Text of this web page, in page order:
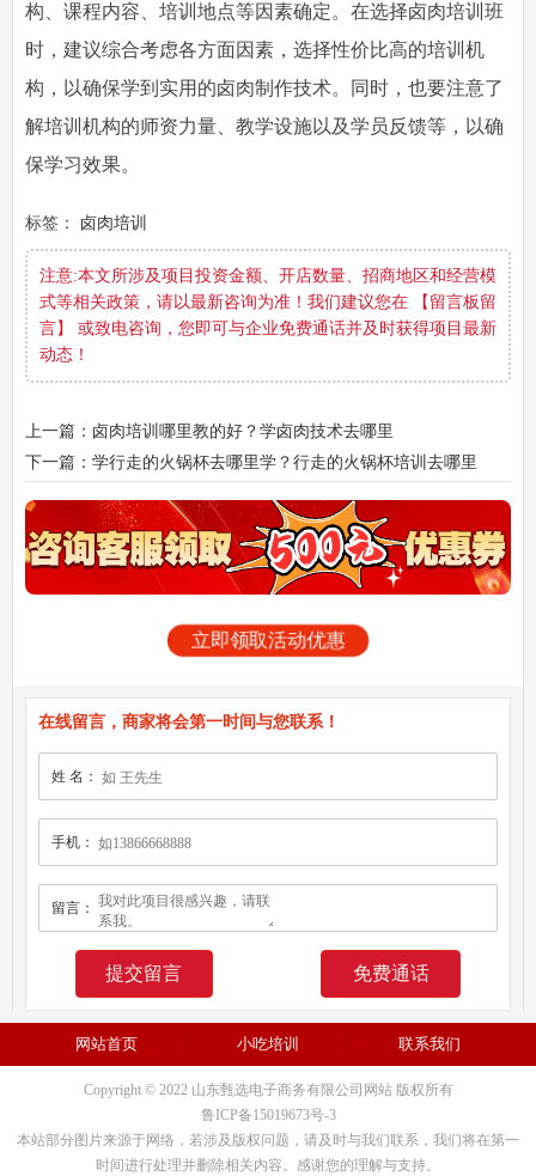
构、课程内容、培训地点等因素确定。在选择卤肉培训班
时，建议综合考虑各方面因素，选择性价比高的培训机
构，以确保学到实用的卤肉制作技术。同时，也要注意了
解培训机构的师资力量、教学设施以及学员反馈等，以确
保学习效果。
标签： 卤肉培训
注意:本文所涉及项目投资金额、开店数量、招商地区和经营模
式等相关政策，请以最新咨询为准！我们建议您在 【留言板留
言】 或致电咨询，您即可与企业免费通话并及时获得项目最新
动态！
上一篇：卤肉培训哪里教的好？学卤肉技术去哪里
下一篇：学行走的火锅杯去哪里学？行走的火锅杯培训去哪里
立即领取活动优惠
在线留言，商家将会第一时间与您联系！
姓 名：
手机：
留言：
免费通话
网站首页 小吃培训 联系我们
Copyright © 2022 山东甄选电子商务有限公司网站 版权所有
鲁ICP备15019673号-3
本站部分图片来源于网络，若涉及版权问题，请及时与我们联系，我们将在第一
时间进行处理并删除相关内容。感谢您的理解与支持。